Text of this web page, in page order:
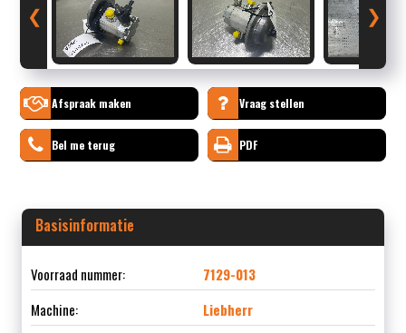
❮ ❯
Afspraak maken Vraag stellen
Bel me terug PDF
Basisinformatie
Voorraad nummer:
7129-013
Machine:
Liebherr